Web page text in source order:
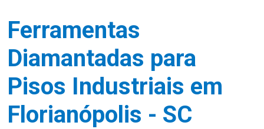
Ferramentas
Diamantadas para
Pisos Industriais em
Florianópolis - SC